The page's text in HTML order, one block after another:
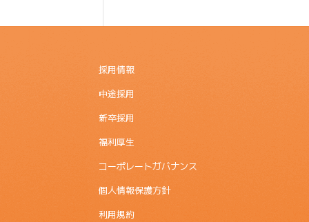
採用情報
中途採用
新卒採用
福利厚生
コーポレートガバナンス
個人情報保護方針
利用規約